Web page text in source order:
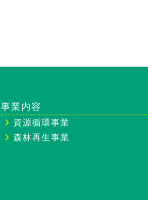
事業内容
資源循環事業
森林再生事業